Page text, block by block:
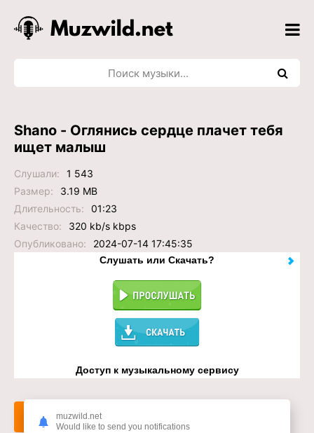
Shano - Оглянись сердце плачет тебя
ищет малыш
Слушали:
1 543
Размер:
3.19 MB
Длительность:
01:23
Качество:
320 kb/s kbps
Опубликовано:
2024-07-14 17:45:35
Слушать или Скачать?
Доступ к музыкальному сервису
Слушать
muzwild.net
Would like to send you notifications